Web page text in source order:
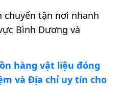
chuyển tận nơi nhanh
Bình Dương và
hàng vật liệu đóng
và Địa chỉ uy tín cho